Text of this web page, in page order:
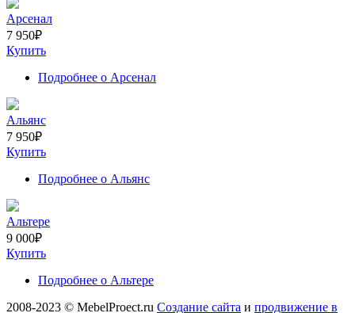
Арсенал
7 950₽
Купить
Подробнее о Арсенал
Альянс
7 950₽
Купить
Подробнее о Альянс
Альтере
9 000₽
Купить
Подробнее о Альтере
2008-2023 © MebelProect.ru Создание сайта и продвижение в